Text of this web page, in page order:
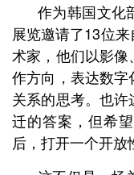
作为韩国文化
展览邀请了13位
术家，他们以影
作方向，表达数
关系的思考。也
迁的答案，但希
后，打开一个开放